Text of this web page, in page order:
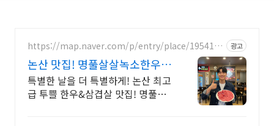
https://map.naver.com/p/entry/place/1954166
광고
논산 맛집! 명풀살살녹소한우
고생한아들 한우로 몸보신!
특별한 날을 더 특별하게! 논산 최고
급 투쁠 한우&삼겹살 맛집! 명풀살